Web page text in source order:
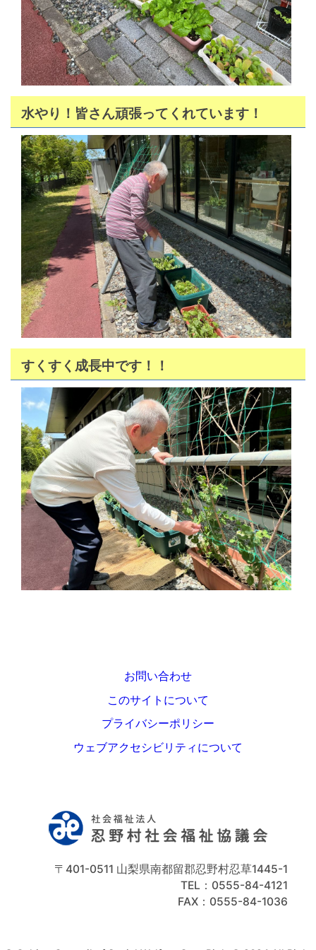
水やり！皆さん頑張ってくれています！
すくすく成長中です！！
お問い合わせ
このサイトについて
プライバシーポリシー
ウェブアクセシビリティについて
〒401-0511 山梨県南都留郡忍野村忍草1445-1
TEL：0555-84-4121
FAX：0555-84-1036